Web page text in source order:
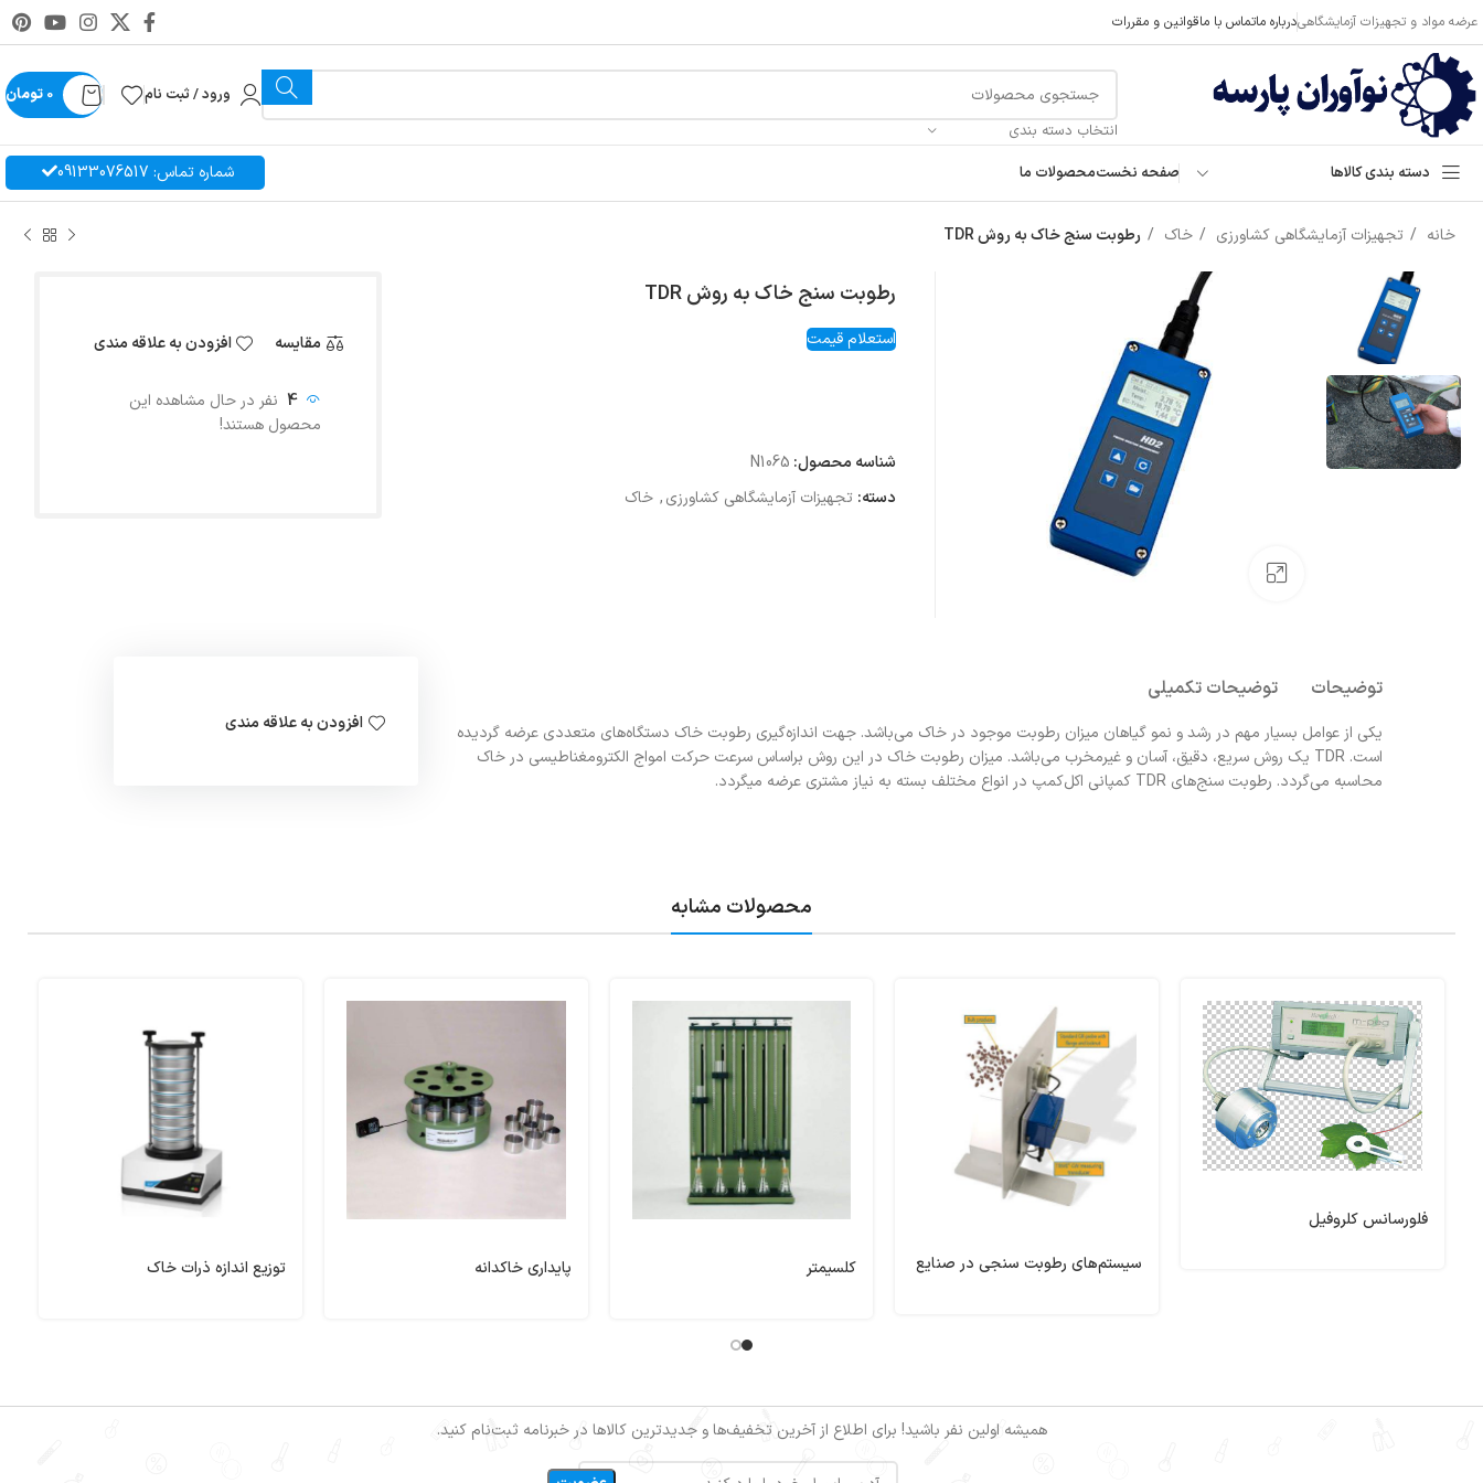
عرضه مواد و تجهیزات آزمایشگاهیدرباره ماتماس با ماقوانین و مقررات
انتخاب دسته بندی
ورود / ثبت نام 0 تومان
دسته بندی کالاها صفحه نخستمحصولات ما شماره تماس: 09133076517
خانه تجهیزات آزمایشگاهی کشاورزی خاک رطوبت سنج خاک به روش TDR
رطوبت سنج خاک به روش TDR
استعلام قیمت
شناسه محصول: N1065
دسته: تجهیزات آزمایشگاهی کشاورزی, خاک
مقایسه افزودن به علاقه مندی
4 نفر در حال مشاهده این
محصول هستند!
توضیحات توضیحات تکمیلی
یکی از عوامل بسیار مهم در رشد و نمو گیاهان میزان رطوبت موجود در خاک می‌باشد. جهت اندازه‌گیری رطوبت خاک دستگاه‌های متعددی عرضه گردیده
است. TDR یک روش سریع، دقیق، آسان و غیرمخرب می‌باشد. میزان رطوبت خاک در این روش براساس سرعت حرکت امواج الکترومغناطیسی در خاک
محاسبه می‌گردد. رطوبت سنج‌های TDR کمپانی اکل‌کمپ در انواع مختلف بسته به نیاز مشتری عرضه میگردد.
افزودن به علاقه مندی
محصولات مشابه
فلورسانس کلروفیل
سیستم‌های رطوبت سنجی در صنایع
کلسیمتر پایداری خاکدانه توزیع اندازه ذرات خاک
همیشه اولین نفر باشید! برای اطلاع از آخرین تخفیف‌ها و جدیدترین کالاها در خبرنامه ثبت‌نام کنید.